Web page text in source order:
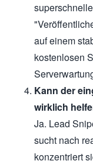
auf einem
kostenlosen
Kann der
wirklich
Ja. Lead
sucht nach
konzentriert